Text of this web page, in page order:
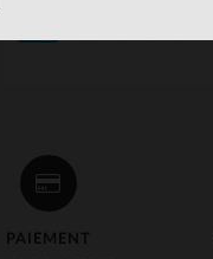
PAIEMENT